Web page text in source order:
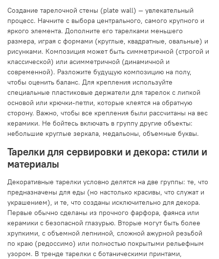
Создание тарелочной стены (plate wall) — увлекательный
процесс. Начните с выбора центрального, самого крупного и
яркого элемента. Дополните его тарелками меньшего
размера, играя с формами (круглые, квадратные, овальные) и
рисунками. Композиция может быть симметричной (строгой и
классической) или асимметричной (динамичной и
современной). Разложите будущую композицию на полу,
чтобы оценить баланс. Для крепления используйте
специальные пластиковые держатели для тарелок с липкой
основой или крючки-петли, которые клеятся на обратную
сторону. Важно, чтобы все крепления были рассчитаны на вес
керамики. Не бойтесь включать в группу другие объекты:
небольшие круглые зеркала, медальоны, объемные буквы.
Тарелки для сервировки и декора: стили и
материалы
Декоративные тарелки условно делятся на две группы: те, что
предназначены для еды (но настолько красивы, что служат и
украшением), и те, что созданы исключительно для декора.
Первые обычно сделаны из прочного фарфора, фаянса или
керамики с безопасной глазурью. Вторые могут быть более
хрупкими, с объемной лепниной, сложной ажурной резьбой
по краю (редоссимо) или полностью покрытыми рельефным
узором. В тренде тарелки с ботаническими принтами,